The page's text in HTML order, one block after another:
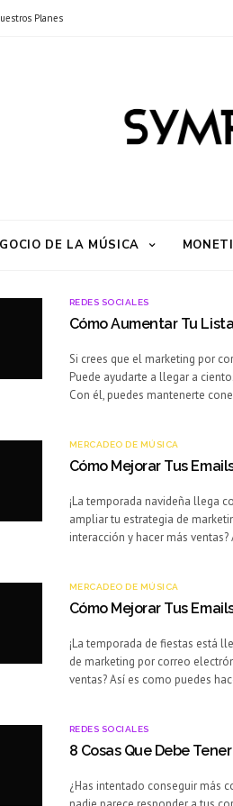
Planes
DE LA MÚSICA
REDES SOCIALES
Cómo Aumentar Tu
Si crees que el marketing por
Puede ayudarte a llegar a
Con él, puedes mantenerte
MERCADEO DE MÚSICA
Cómo Mejorar Tus
¡La temporada navideña llega
ampliar tu estrategia de
interacción y hacer más
MERCADEO DE MÚSICA
Cómo Mejorar Tus
¡La temporada de fiestas está
de marketing por correo
ventas? Así es como puedes
REDES SOCIALES
8 Cosas Que Debe
¿Has intentado conseguir más